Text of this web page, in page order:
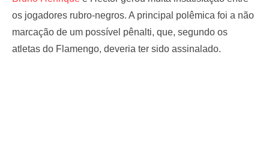
os jogadores rubro-negros. A principal polêmica foi a não
marcação de um possível pênalti, que, segundo os
atletas do Flamengo, deveria ter sido assinalado.